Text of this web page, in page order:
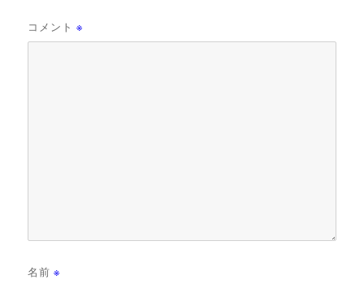
コメント※
名前※